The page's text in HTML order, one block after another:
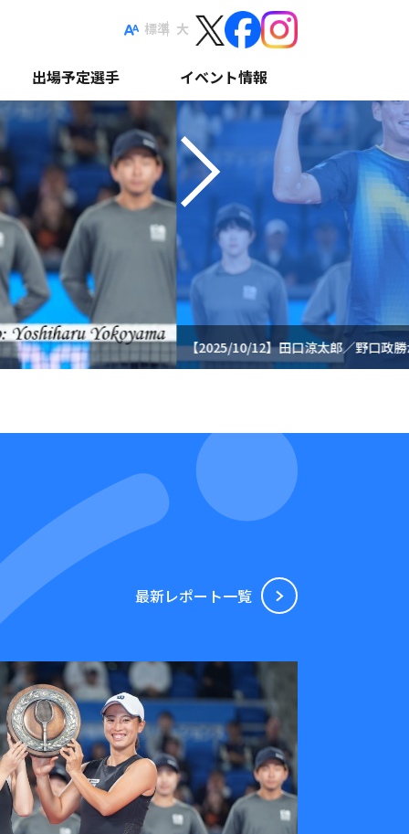
標準 大
出場予定選手 イベント情報
【2025/10/12】田口涼太郎／野口政勝
Next
最新レポート⼀覧